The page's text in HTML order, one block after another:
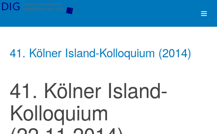
41. Kölner Island-Kolloquium (2014)
41. Kölner Island-
Kolloquium